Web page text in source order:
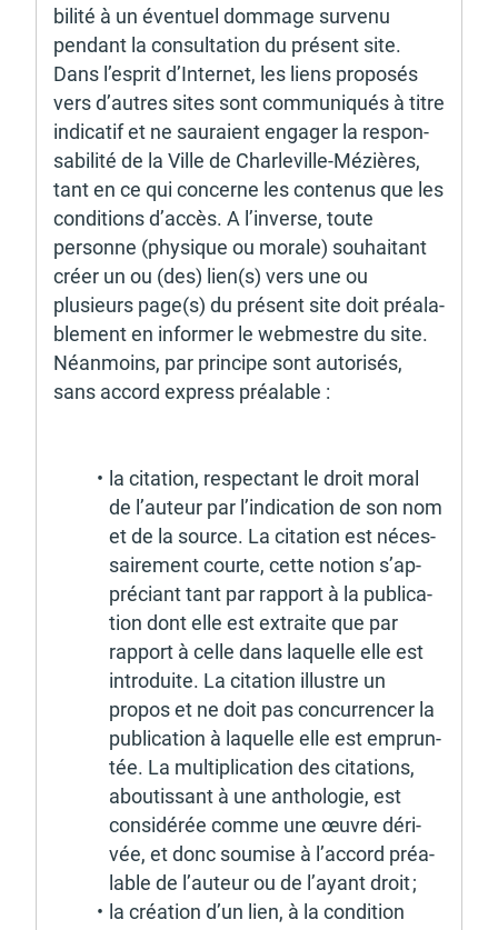
bi­lité à un éven­tuel dommage survenu
pendant la consul­ta­tion du présent site.
Dans l’es­prit d’In­ter­net, les liens propo­sés
vers d’autres sites sont commu­niqués à titre
indi­ca­tif et ne sauraient enga­ger la respon­
sa­bi­lité de la Ville de Char­le­ville-Mézières,
tant en ce qui concerne les conte­nus que les
condi­tions d’ac­cès. A l’in­verse, toute
personne (physique ou morale) souhai­tant
créer un ou (des) lien(s) vers une ou
plusieurs page(s) du présent site doit préa­la­
ble­ment en infor­mer le webmestre du site.
Néan­moins, par prin­cipe sont auto­ri­sés,
sans accord express préa­lable :
la cita­tion, respec­tant le droit moral
de l’au­teur par l’in­di­ca­tion de son nom
et de la source. La cita­tion est néces­
sai­re­ment courte, cette notion s’ap­
pré­ciant tant par rapport à la publi­ca­
tion dont elle est extraite que par
rapport à celle dans laquelle elle est
intro­duite. La cita­tion illustre un
propos et ne doit pas concur­ren­cer la
publi­ca­tion à laquelle elle est emprun­
tée. La multi­pli­ca­tion des cita­tions,
abou­tis­sant à une antho­lo­gie, est
consi­dé­rée comme une œuvre déri­
vée, et donc soumise à l’ac­cord préa­
lable de l’au­teur ou de l’ayant droit ;
la créa­tion d’un lien, à la condi­tion